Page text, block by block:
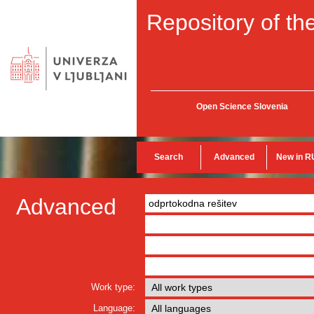
Repository of
Open Science Slovenia
Search Advanced New in
Advanced
Work type:
Language: